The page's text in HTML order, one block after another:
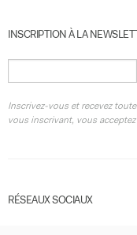
INSCRIPTION À LA
Inscrivez-vous et recevez
vous inscrivant, vous
RÉSEAUX SOCIAUX